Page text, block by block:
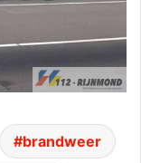
brandweer